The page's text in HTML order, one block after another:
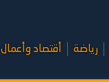
رياضة أقتصاد وأعمال